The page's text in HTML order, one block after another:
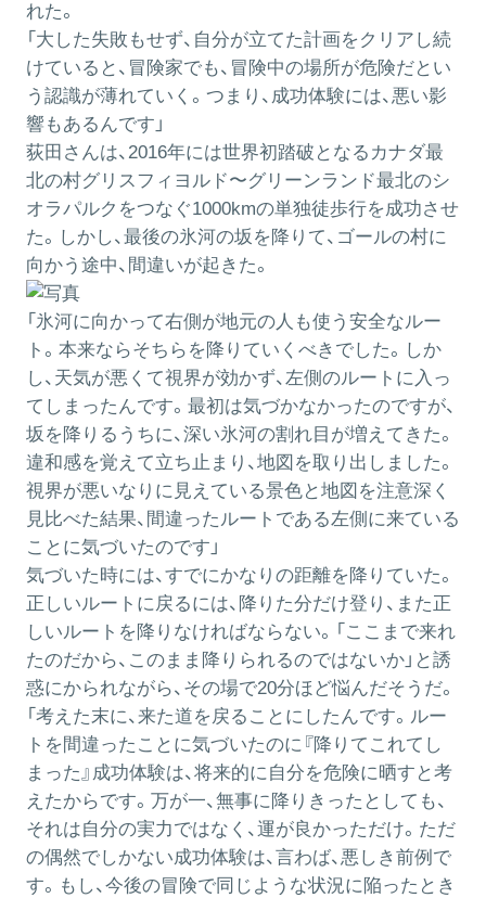
れた。
「大した失敗もせず、自分が立てた計画をクリアし続
けていると、冒険家でも、冒険中の場所が危険だとい
う認識が薄れていく。つまり、成功体験には、悪い影
響もあるんです」
荻田さんは、2016年には世界初踏破となるカナダ最
北の村グリスフィヨルド〜グリーンランド最北のシ
オラパルクをつなぐ1000kmの単独徒歩行を成功させ
た。しかし、最後の氷河の坂を降りて、ゴールの村に
向かう途中、間違いが起きた。
「氷河に向かって右側が地元の人も使う安全なルー
ト。本来ならそちらを降りていくべきでした。しか
し、天気が悪くて視界が効かず、左側のルートに入っ
てしまったんです。最初は気づかなかったのですが、
坂を降りるうちに、深い氷河の割れ目が増えてきた。
違和感を覚えて立ち止まり、地図を取り出しました。
視界が悪いなりに見えている景色と地図を注意深く
見比べた結果、間違ったルートである左側に来ている
ことに気づいたのです」
気づいた時には、すでにかなりの距離を降りていた。
正しいルートに戻るには、降りた分だけ登り、また正
しいルートを降りなければならない。「ここまで来れ
たのだから、このまま降りられるのではないか」と誘
惑にかられながら、その場で20分ほど悩んだそうだ。
「考えた末に、来た道を戻ることにしたんです。ルー
トを間違ったことに気づいたのに『降りてこれてし
まった』成功体験は、将来的に自分を危険に晒すと考
えたからです。万が一、無事に降りきったとしても、
それは自分の実力ではなく、運が良かっただけ。ただ
の偶然でしかない成功体験は、言わば、悪しき前例で
す。もし、今後の冒険で同じような状況に陥ったとき